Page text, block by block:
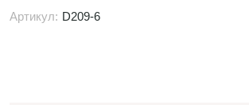
Артикул: D209-6